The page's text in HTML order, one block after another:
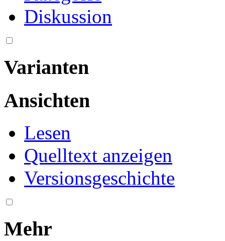
Diskussion
Varianten
Ansichten
Lesen
Quelltext anzeigen
Versionsgeschichte
Mehr